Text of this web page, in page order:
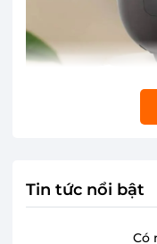
Kiểu dáng nhỏ
Tin tức nổi bật
Có